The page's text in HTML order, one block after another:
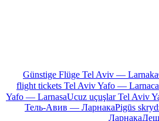
Günstige Flüge Tel Aviv — Larnaka
flight tickets Tel Aviv Yafo — Larnaca
Yafo — LarnasaUcuz uçuşlar Tel Aviv
Тель-Авив — ЛарнакаPigūs
Ларнака